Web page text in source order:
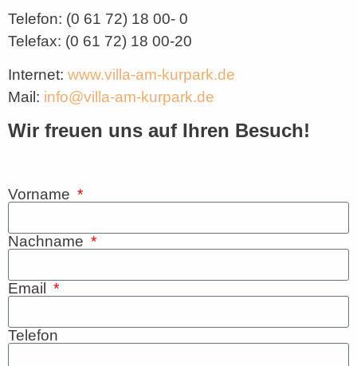
Telefon: (0 61 72) 18 00- 0
Telefax: (0 61 72) 18 00-20
Internet: www.villa-am-kurpark.de
Mail: info@villa-am-kurpark.de
Wir freuen uns auf Ihren Besuch!
Vorname
Nachname
Email
Telefon